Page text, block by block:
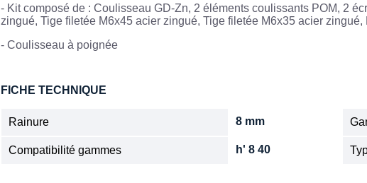
- Kit composé de : Coulisseau GD-Zn, 2 éléments coulissants POM, 2
zingué, Tige filetée M6x45 acier zingué, Tige filetée M6x35 acier
- Coulisseau à poignée
FICHE TECHNIQUE
Rainure 8 mm
Compatibilité gammes h' 8 40